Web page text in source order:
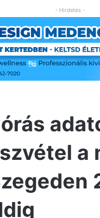
- Hirdetés -
a